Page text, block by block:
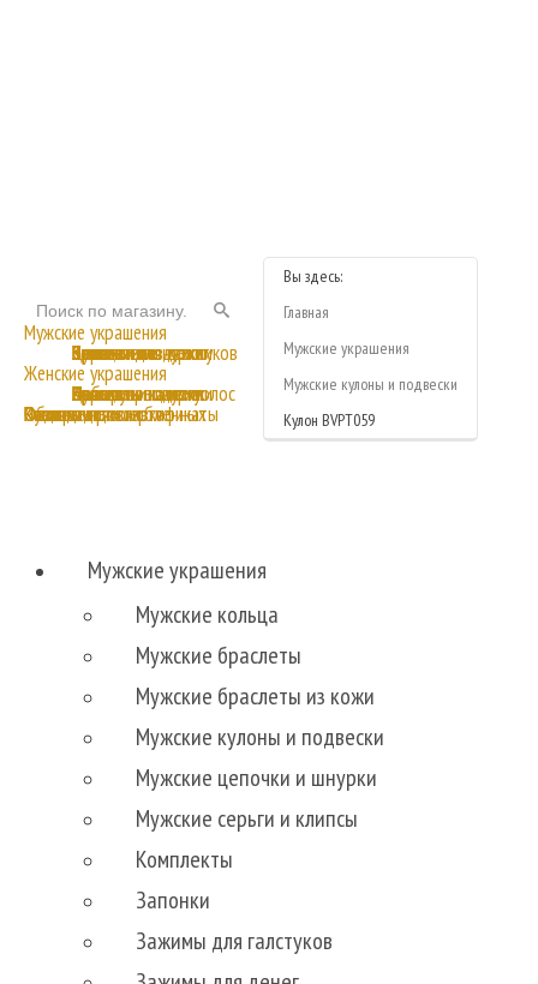
Мужские украшения
Кольца
Браслеты
Браслеты из кожи
Кулоны и подвески
Цепочки и шнурки
Серьги
Комплекты
Запонки
Зажимы для денег
Зажимы для галстуков
Женские украшения
Кольца
Браслеты
Браслеты из кожи
Аксессуары для волос
Кулоны и подвески
Серьги
Цепочки и шнурки
Наборы
Браслеты на ногу
Кулоны для влюбленных
Ремни и пряжки
Часы
Подарочные сертификаты
Об изделиях
Оплата и доставка
Отзывы
Контакты
Вы здесь:
Главная
Мужские украшения
Мужские кулоны и подвески
Кулон BVPT059
Мужские украшения
Мужские кольца
Мужские браслеты
Мужские браслеты из кожи
Мужские кулоны и подвески
Мужские цепочки и шнурки
Мужские серьги и клипсы
Комплекты
Запонки
Зажимы для галстуков